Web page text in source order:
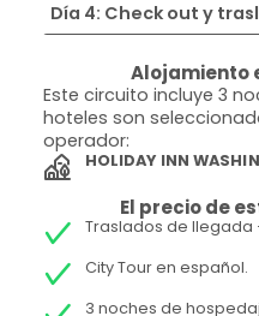
Día 4: Check out y
Alojamiento
Este circuito incluye 3
hoteles son
operador:
HOLIDAY INN
El precio de
Traslados de llegada
City Tour en español.
3 noches de